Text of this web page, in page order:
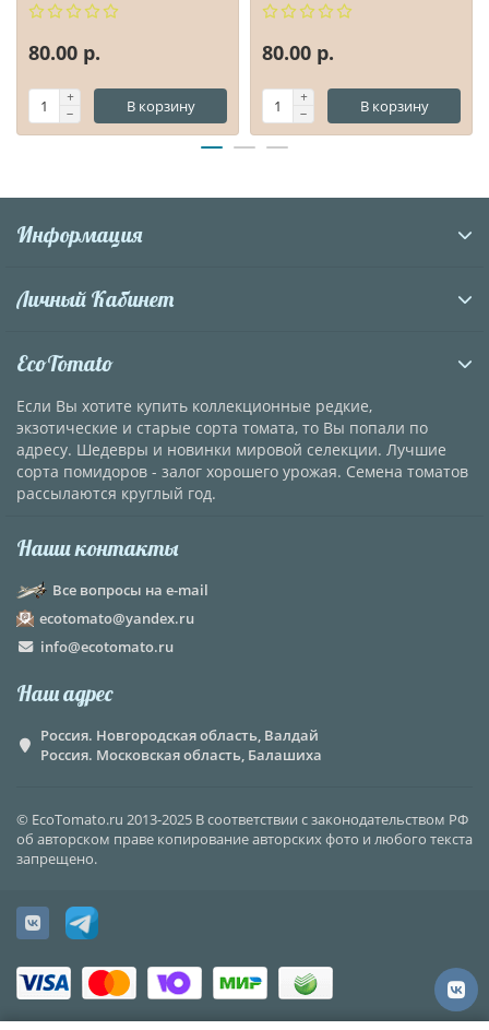
80.00 р.
В корзину
80.00 р.
В корзину
Информация
Личный Кабинет
EcoTomato
Если Вы хотите купить коллекционные редкие,
экзотические и старые сорта томата, то Вы попали по
адресу. Шедевры и новинки мировой селекции. Лучшие
сорта помидоров - залог хорошего урожая. Семена томатов
рассылаются круглый год.
Наши контакты
Все вопросы на e-mail
ecotomato@yandex.ru
info@ecotomato.ru
Наш адрес
Россия. Новгородская область, Валдай
Россия. Московская область, Балашиха
© EcoTomato.ru 2013-2025 В соответствии с законодательством РФ
об авторском праве копирование авторских фото и любого текста
запрещено.